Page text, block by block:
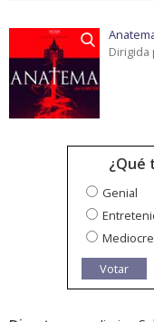
Dirigida
¿Qué
Genial
Mediocre
Votar